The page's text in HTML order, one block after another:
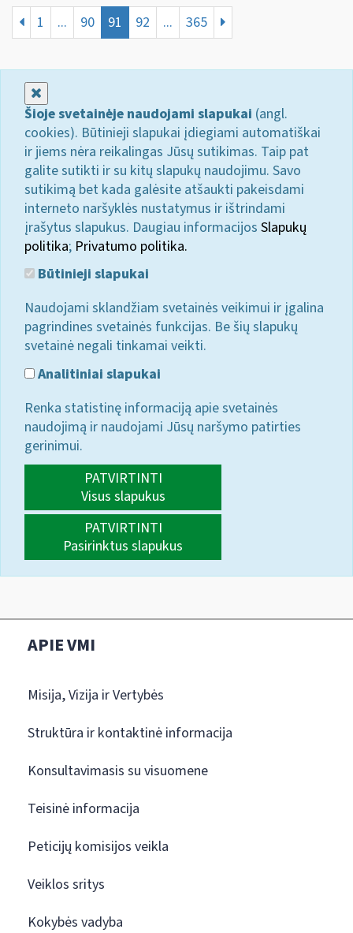
1 ... 90 91 92 ... 365
Šioje svetainėje naudojami slapukai (angl.
cookies). Būtinieji slapukai įdiegiami automatiškai
ir jiems nėra reikalingas Jūsų sutikimas. Taip pat
galite sutikti ir su kitų slapukų naudojimu. Savo
sutikimą bet kada galėsite atšaukti pakeisdami
interneto naršyklės nustatymus ir ištrindami
įrašytus slapukus. Daugiau informacijos Slapukų
politika; Privatumo politika.
Būtinieji slapukai
Naudojami sklandžiam svetainės veikimui ir įgalina
pagrindines svetainės funkcijas. Be šių slapukų
svetainė negali tinkamai veikti.
Analitiniai slapukai
Renka statistinę informaciją apie svetainės
naudojimą ir naudojami Jūsų naršymo patirties
gerinimui.
PATVIRTINTI
Visus slapukus
PATVIRTINTI
Pasirinktus slapukus
APIE VMI
Misija, Vizija ir Vertybės
Struktūra ir kontaktinė informacija
Konsultavimasis su visuomene
Teisinė informacija
Peticijų komisijos veikla
Veiklos sritys
Kokybės vadyba